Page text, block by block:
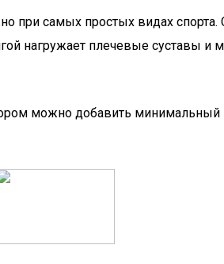
самых простых видах спорта.
плечевые суставы и
можно добавить